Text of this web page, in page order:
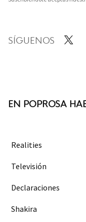
SÍGUENOS
EN POPROSA
Realities
Televisión
Declaraciones
Shakira